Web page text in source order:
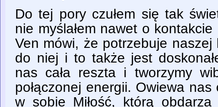
Do tej pory czułem się tak
nie myślałem nawet o
Ven mówi, że potrzebuje naszej
do niej i to także jest
nas cała reszta i tworzymy
połączonej energii. Owiewa
w sobie Miłość, którą